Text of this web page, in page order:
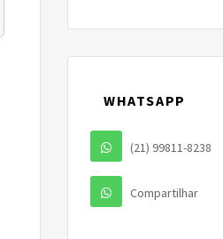
WHATSAPP
(21) 99811-8238
Compartilhar